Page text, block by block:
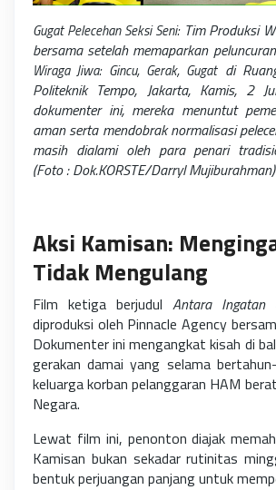
Gugat Pelecehan Seksi Seni:Tim Produksi
bersama setelah memaparkan
Wiraga Jiwa: Gincu, Gerak, Gugatdi
Politeknik Tempo, Jakarta, Kamis, 2
dokumenter ini, mereka menuntut
aman serta mendobrak normalisasi
masih dialami oleh para penari
(Foto : Dok.KORSTE/Darryl Mujiburahman)
Aksi Kamisan:
Tidak Mengulang
Film ketiga berjudul Antara Ingatan
diproduksi oleh Pinnacle Agency
Dokumenter ini mengangkat kisah di
gerakan damai yang selama
keluarga korban pelanggaran HAM
Negara.
Lewat film ini, penonton diajak
Kamisan bukan sekadar rutinitas
bentuk perjuangan panjang untuk